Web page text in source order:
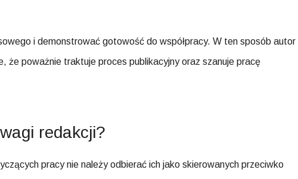
i demonstrować gotowość do współpracy. W ten sposób autor
że poważnie traktuje proces publikacyjny oraz szanuje pracę
redakcji?
pracy nie należy odbierać ich jako skierowanych przeciwko